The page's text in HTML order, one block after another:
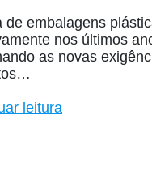
de embalagens
nos últimos
as novas
leitura